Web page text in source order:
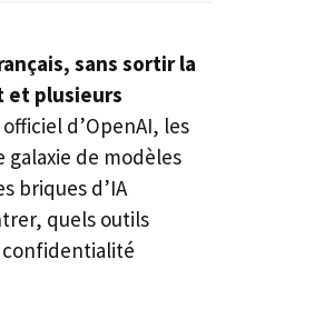
sans sortir la
et plusieurs
d’OpenAI, les
de modèles
briques d’IA
quels outils
confidentialité